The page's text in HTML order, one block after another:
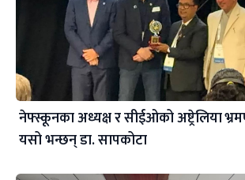
नेफ्स्कूनका अध्यक्ष र सीईओको अष्ट्रेलिया
यसो भन्छन् डा‍. सापकोटा